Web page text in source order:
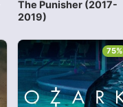
The Punisher (2017-
2019)
75%